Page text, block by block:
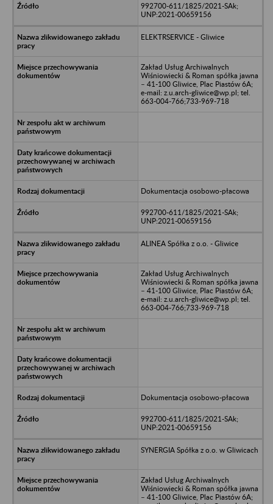
992700-611/1825/2021-SAk;
UNP:2021-00659156
ELEKTRSERVICE - Gliwice
Zakład Usług Archiwalnych
Wiśniowiecki & Roman spółka jawna
– 41-100 Gliwice, Plac Piastów 6A;
e-mail: z.u.arch-gliwice@wp.pl; tel.
663-004-766;733-969-718
Dokumentacja osobowo-płacowa
992700-611/1825/2021-SAk;
UNP:2021-00659156
ALINEA Spółka z o.o. - Gliwice
Zakład Usług Archiwalnych
Wiśniowiecki & Roman spółka jawna
– 41-100 Gliwice, Plac Piastów 6A;
e-mail: z.u.arch-gliwice@wp.pl; tel.
663-004-766;733-969-718
Dokumentacja osobowo-płacowa
992700-611/1825/2021-SAk;
UNP:2021-00659156
SYNERGIA Spółka z o.o. w Gliwicach
Zakład Usług Archiwalnych
Wiśniowiecki & Roman spółka jawna
– 41-100 Gliwice, Plac Piastów 6A;